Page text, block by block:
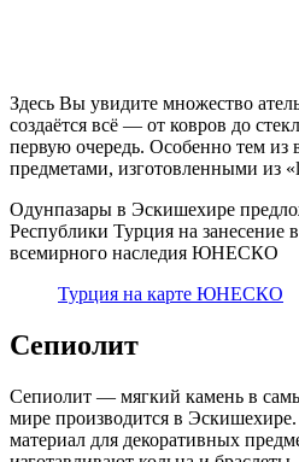
Здесь Вы увидите множество
создаётся всё — от ковров до
первую очередь. Особенно тем из
предметами, изготовленными из
Одунпазары в Эскишехире
Республики Турция на занесение
всемирного наследия ЮНЕСКО
Турция на карте ЮНЕСКО
Сепиолит
Сепиолит — мягкий камень в
мире производится в
материал для декоративных